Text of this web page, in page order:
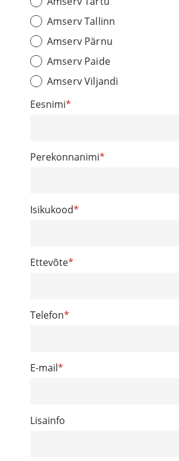
Amserv Tallinn
Amserv Pärnu
Amserv Paide
Amserv Viljandi
Eesnimi
Perekonnanimi
Isikukood
Ettevõte
Telefon
E-mail
Lisainfo